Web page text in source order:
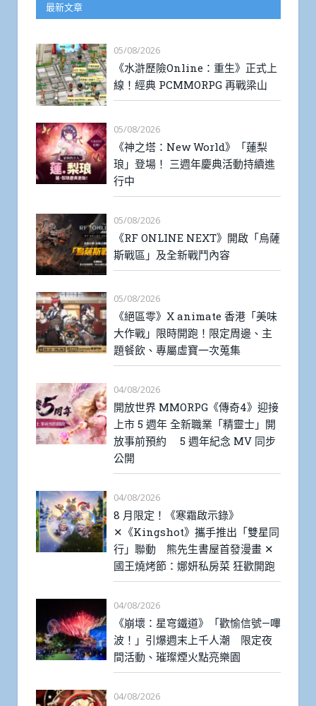
最新文章
05/08/2026
《水滸歷險Online：重生》正式上
線！經典 PCMMORPG 再戰梁山
05/08/2026
《神之塔：New World》「蓮梨
琅」登場！ 三週年慶典活動持續進
行中
05/08/2026
《RF ONLINE NEXT》開啟「烏薩
斯戰區」及全新戰鬥內容
05/08/2026
《絕區零》X animate 香港「美味
大作戰」限時開跑！限定周邊、主
題餐飲、專屬虛寶一次蒐集
04/08/2026
開放世界 MMORPG《傳奇4》迎接
上市 5 週年 全新職業「精靈士」開
放事前預約 5 週年紀念 MV 同步
公開
04/08/2026
8 月限定！《寒霜啟示錄》
✕《Kingshot》攜手推出「雙星同
行」聯動 熊先生書屋首發漫畫 ✕
國王燒烤節：娜妍私房菜 狂歡開跑
04/08/2026
《崩壞：星穹鐵道》「歡愉信號—嗶
波！」引爆週末上千人潮 限定夜
間活動、璀璨煙火點亮樂園
04/08/2026